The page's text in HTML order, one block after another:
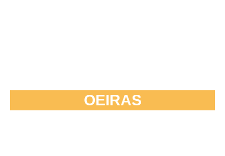
OEIRAS